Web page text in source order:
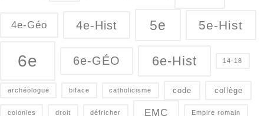
4e-Géo 4e-Hist 5e 5e-Hist
6e 6e-GÉO 6e-Hist 14-18
archéologue biface catholicisme code collège
colonies droit défricher EMC Empire romain